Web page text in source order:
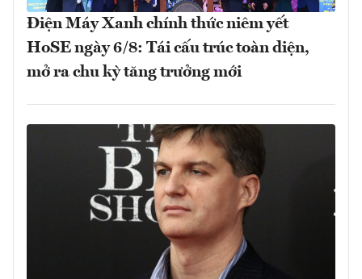
Điện Máy Xanh chính thức niêm yết
HoSE ngày 6/8: Tái cấu trúc toàn diện,
mở ra chu kỳ tăng trưởng mới